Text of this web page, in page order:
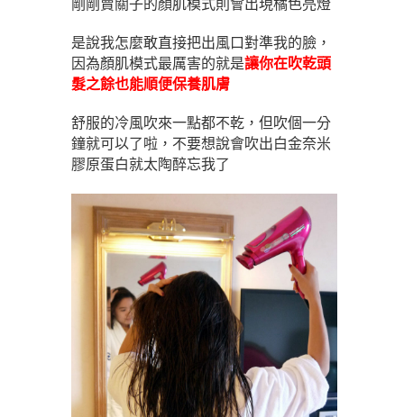
剛剛賣關子的顏肌模式則會出現橘色亮燈
是說我怎麼敢直接把出風口對準我的臉，
因為顏肌模式最厲害的就是讓你在吹乾頭
髮之餘也能順便保養肌膚
舒服的冷風吹來一點都不乾，但吹個一分
鐘就可以了啦，不要想說會吹出白金奈米
膠原蛋白就太陶醉忘我了